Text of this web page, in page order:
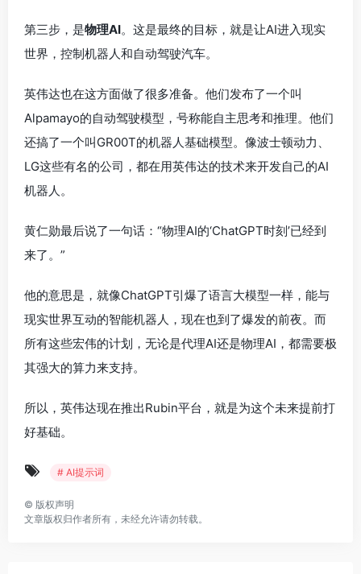
第三步，是物理AI。这是最终的目标，就是让AI进入现实
世界，控制机器人和自动驾驶汽车。
英伟达也在这方面做了很多准备。他们发布了一个叫
Alpamayo的自动驾驶模型，号称能自主思考和推理。他们
还搞了一个叫GR00T的机器人基础模型。像波士顿动力、
LG这些有名的公司，都在用英伟达的技术来开发自己的AI
机器人。
黄仁勋最后说了一句话：“物理AI的‘ChatGPT时刻’已经到
来了。”
他的意思是，就像ChatGPT引爆了语言大模型一样，能与
现实世界互动的智能机器人，现在也到了爆发的前夜。而
所有这些宏伟的计划，无论是代理AI还是物理AI，都需要极
其强大的算力来支持。
所以，英伟达现在推出Rubin平台，就是为这个未来提前打
好基础。
# AI提示词
© 版权声明
文章版权归作者所有，未经允许请勿转载。